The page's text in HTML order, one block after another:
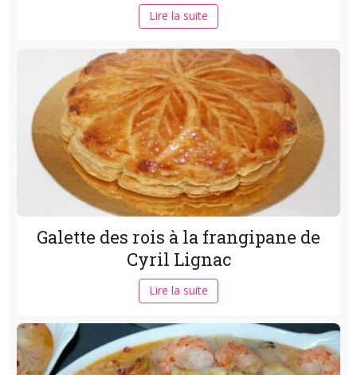
Lire la suite
Galette des rois à la frangipane de
Cyril Lignac
Lire la suite